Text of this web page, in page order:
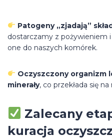
Patogeny „zjadają”
dostarczamy z pożywieniem
one do naszych komórek.
Oczyszczony organizm
minerały, co przekłada się
Zalecany
kuracja